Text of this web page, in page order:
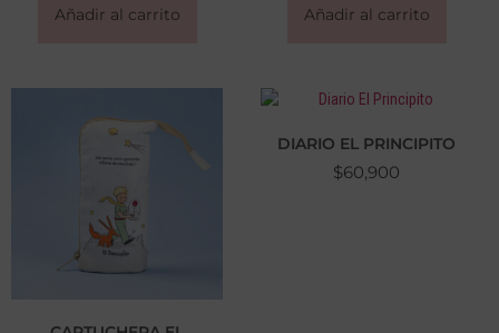
Añadir al carrito Añadir al carrito
DIARIO EL PRINCIPITO
$60,900